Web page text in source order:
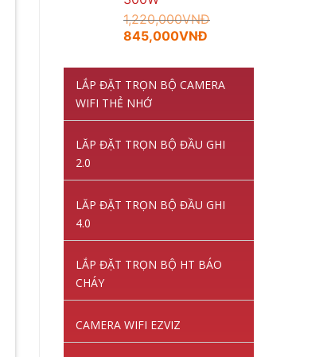
1,220,000VNĐ
Giá
là:
1,220,000VNĐ.
845,000VNĐ
tại
là:
LẮP ĐẶT TRỌN BỘ CAMERA
WIFI THẺ NHỚ
LĂP ĐẶT TRỌN BỘ ĐẦU GHI
2.0
LĂP ĐẶT TRỌN BỘ ĐẦU GHI
4.0
LẮP ĐẶT TRỌN BỘ HT BÁO
CHÁY
CAMERA WIFI EZVIZ